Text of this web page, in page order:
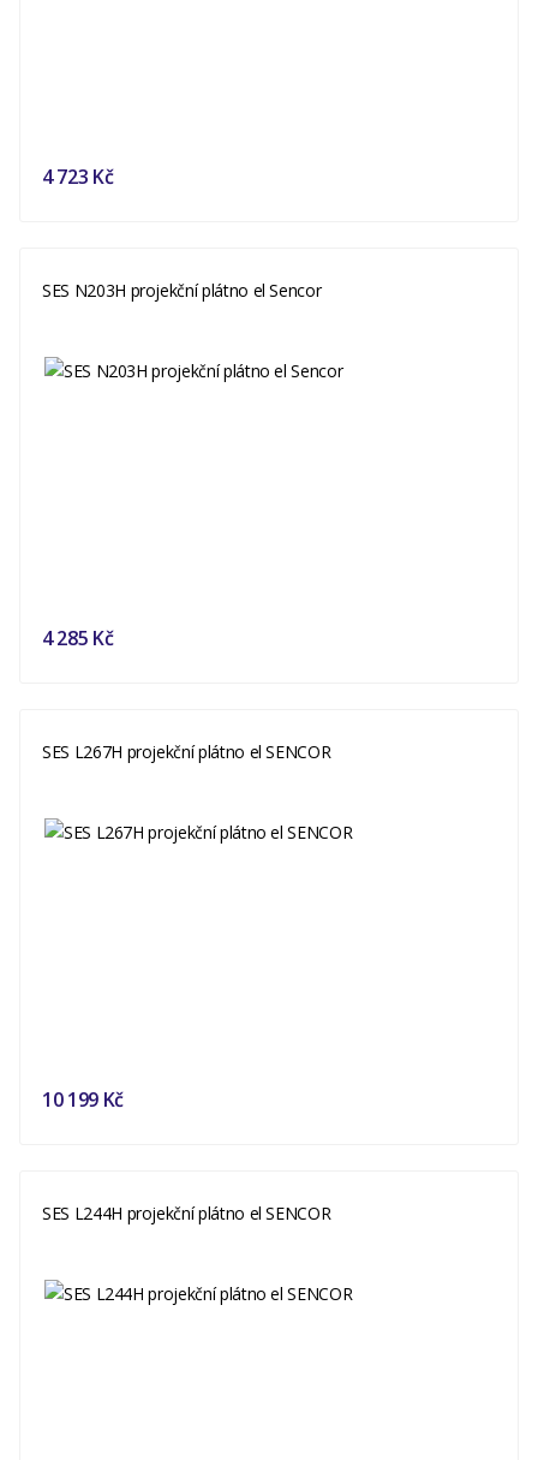
4 723 Kč
SES N203H projekční plátno el Sencor
4 285 Kč
SES L267H projekční plátno el SENCOR
10 199 Kč
SES L244H projekční plátno el SENCOR